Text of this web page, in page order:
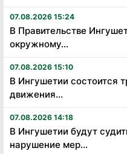
07.08.2026 15:24
В Правительстве
окружному...
07.08.2026 15:10
В Ингушетии состоится
движения...
07.08.2026 14:18
В Ингушетии будут
нарушение мер...